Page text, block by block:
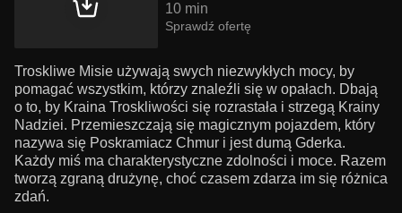
10 min
Sprawdź ofertę
Troskliwe Misie używają swych niezwykłych mocy, by
pomagać wszystkim, którzy znaleźli się w opałach. Dbają
o to, by Kraina Troskliwości się rozrastała i strzegą Krainy
Nadziei. Przemieszczają się magicznym pojazdem, który
nazywa się Poskramiacz Chmur i jest dumą Gderka.
Każdy miś ma charakterystyczne zdolności i moce. Razem
tworzą zgraną drużynę, choć czasem zdarza im się różnica
zdań.